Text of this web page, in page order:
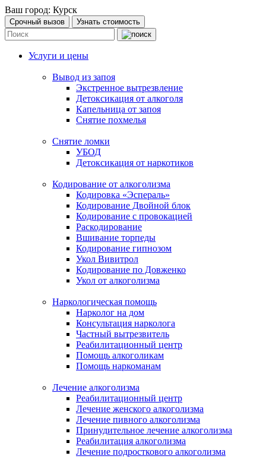
Ваш город: Курск
Срочный вызов Узнать стоимость
Услуги и цены
Вывод из запоя
Экстренное вытрезвление
Детоксикация от алкоголя
Капельница от запоя
Снятие похмелья
Снятие ломки
УБОД
Детоксикация от наркотиков
Кодирование от алкоголизма
Кодировка «Эспераль»
Кодирование Двойной блок
Кодирование с провокацией
Раскодирование
Вшивание торпеды
Кодирование гипнозом
Укол Вивитрол
Кодирование по Довженко
Укол от алкоголизма
Наркологическая помощь
Нарколог на дом
Консультация нарколога
Частный вытрезвитель
Реабилитационный центр
Помощь алкоголикам
Помощь наркоманам
Лечение алкоголизма
Реабилитационный центр
Лечение женского алкоголизма
Лечение пивного алкоголизма
Принудительное лечение алкоголизма
Реабилитация алкоголизма
Лечение подросткового алкоголизма